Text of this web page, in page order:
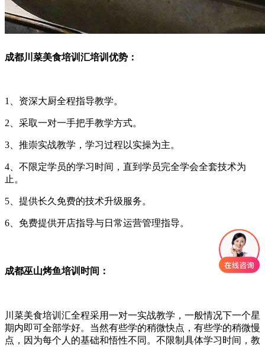
成都川菜美食培训汇培训优势：
1、资深大厨全程指导教学。
2、采取一对一手把手教学方式。
3、推崇实战教学，学习过程以实操为主。
4、不限定学员的学习时间，直到学员完全学会全套技术为
止。
5、提供长久免费的技术升级服务。
6、免费提供开店指导与日常运营管理指导。
成都巫山烤鱼培训时间：
川菜美食培训汇全程采用一对一实战教学，一般情况下一个星
期内即可全部学好。当然有些学的稍微快点，有些学的稍微慢
点，因为每个人的基础和悟性不同。不限制具体学习时间，教